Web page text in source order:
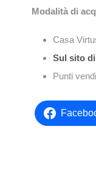
Modalità di
Casa
Sul sito
Punti